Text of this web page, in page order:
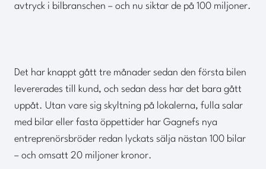
avtryck i bilbranschen – och nu siktar de på 100 miljoner.
Det har knappt gått tre månader sedan den första bilen
levererades till kund, och sedan dess har det bara gått
uppåt. Utan vare sig skyltning på lokalerna, fulla salar
med bilar eller fasta öppettider har Gagnefs nya
entreprenörsbröder redan lyckats sälja nästan 100 bilar
– och omsatt 20 miljoner kronor.